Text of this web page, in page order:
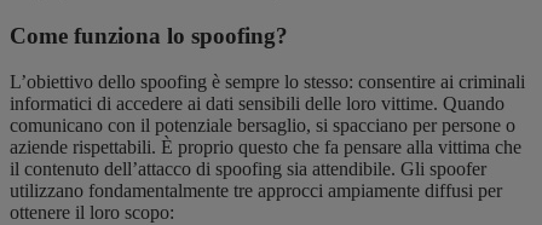
Come funziona lo spoofing?
L’obiettivo dello spoofing è sempre lo stesso: consentire ai criminali
informatici di accedere ai dati sensibili delle loro vittime. Quando
comunicano con il potenziale bersaglio, si spacciano per persone o
aziende rispettabili. È proprio questo che fa pensare alla vittima che
il contenuto dell’attacco di spoofing sia attendibile. Gli spoofer
utilizzano fondamentalmente tre approcci ampiamente diffusi per
ottenere il loro scopo: